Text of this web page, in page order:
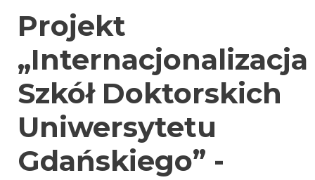
Projekt
„Internacjonalizacja
Szkół Doktorskich
Uniwersytetu
Gdańskiego” -